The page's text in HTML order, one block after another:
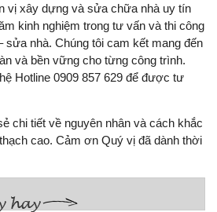
vị xây dựng và sửa chữa nhà uy tín
kinh nghiệm trong tư vấn và thi công
sửa nhà. Chúng tôi cam kết mang đến
và bền vững cho từng công trình.
Hotline 0909 857 629 để được tư
chi tiết về nguyên nhân và cách khắc
cao. Cảm ơn Quý vị đã dành thời